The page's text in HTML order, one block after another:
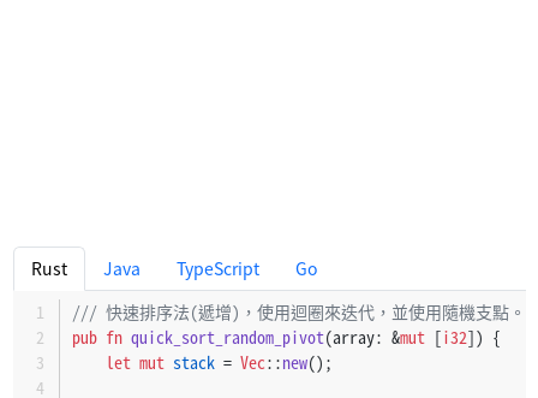
Rust Java TypeScript
Go
/// 快速排序法(遞增)，使用迴圈來迭代，並使用隨機支點。
pub fn quick_sort_random_pivot(array: &mut [i32]) {
let mut stack = Vec::new();